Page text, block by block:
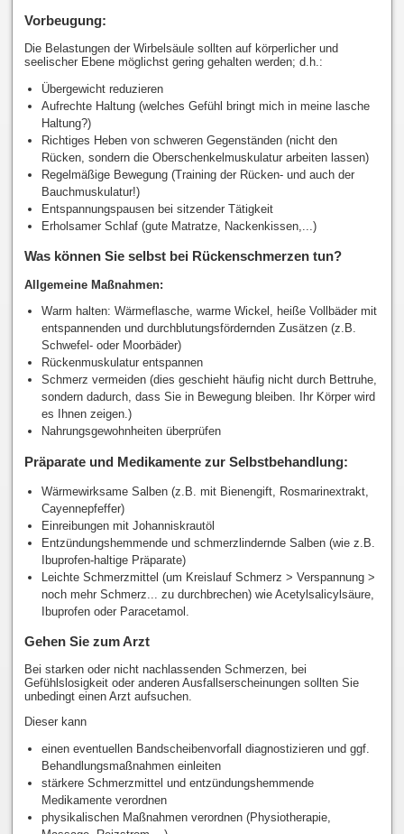
Vorbeugung:
Die Belastungen der Wirbelsäule sollten auf körperlicher und
seelischer Ebene möglichst gering gehalten werden; d.h.:
Übergewicht reduzieren
Aufrechte Haltung (welches Gefühl bringt mich in meine lasche
Haltung?)
Richtiges Heben von schweren Gegenständen (nicht den
Rücken, sondern die Oberschenkelmuskulatur arbeiten lassen)
Regelmäßige Bewegung (Training der Rücken- und auch der
Bauchmuskulatur!)
Entspannungspausen bei sitzender Tätigkeit
Erholsamer Schlaf (gute Matratze, Nackenkissen,...)
Was können Sie selbst bei Rückenschmerzen tun?
Allgemeine Maßnahmen:
Warm halten: Wärmeflasche, warme Wickel, heiße Vollbäder mit
entspannenden und durchblutungsfördernden Zusätzen (z.B.
Schwefel- oder Moorbäder)
Rückenmuskulatur entspannen
Schmerz vermeiden (dies geschieht häufig nicht durch Bettruhe,
sondern dadurch, dass Sie in Bewegung bleiben. Ihr Körper wird
es Ihnen zeigen.)
Nahrungsgewohnheiten überprüfen
Präparate und Medikamente zur Selbstbehandlung:
Wärmewirksame Salben (z.B. mit Bienengift, Rosmarinextrakt,
Cayennepfeffer)
Einreibungen mit Johanniskrautöl
Entzündungshemmende und schmerzlindernde Salben (wie z.B.
Ibuprofen-haltige Präparate)
Leichte Schmerzmittel (um Kreislauf Schmerz > Verspannung >
noch mehr Schmerz... zu durchbrechen) wie Acetylsalicylsäure,
Ibuprofen oder Paracetamol.
Gehen Sie zum Arzt
Bei starken oder nicht nachlassenden Schmerzen, bei
Gefühlslosigkeit oder anderen Ausfallserscheinungen sollten Sie
unbedingt einen Arzt aufsuchen.
Dieser kann
einen eventuellen Bandscheibenvorfall diagnostizieren und ggf.
Behandlungsmaßnahmen einleiten
stärkere Schmerzmittel und entzündungshemmende
Medikamente verordnen
physikalischen Maßnahmen verordnen (Physiotherapie,